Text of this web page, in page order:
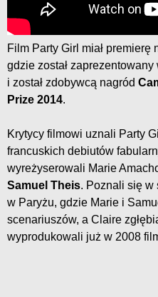
Film Party Girl miał
gdzie został zaprezentowany
i został zdobywcą nagród
Prize 2014.
Krytycy filmowi uznali Party
francuskich debiutów
wyreżyserowali Marie
Samuel Theis. Poznali się w
w Paryżu, gdzie Marie i
scenariuszów, a Claire
wyprodukowali już w 2008